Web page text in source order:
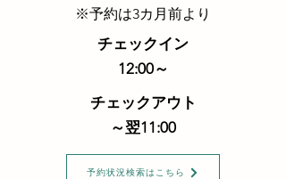
※予約は3カ月前より
チェックイン
12:00～
チェックアウト
～翌11:00
予約状況検索はこちら